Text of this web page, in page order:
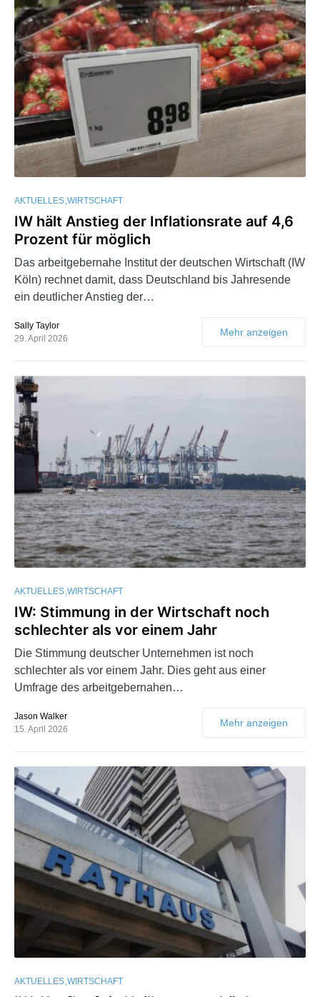
AKTUELLES WIRTSCHAFT
IW hält Anstieg der Inflationsrate auf 4,6
Prozent für möglich
Das arbeitgebernahe Institut der deutschen Wirtschaft (IW
Köln) rechnet damit, dass Deutschland bis Jahresende
ein deutlicher Anstieg der…
Sally Taylor
29. April 2026
Mehr anzeigen
AKTUELLES WIRTSCHAFT
IW: Stimmung in der Wirtschaft noch
schlechter als vor einem Jahr
Die Stimmung deutscher Unternehmen ist noch
schlechter als vor einem Jahr. Dies geht aus einer
Umfrage des arbeitgebernahen…
Jason Walker
15. April 2026
Mehr anzeigen
AKTUELLES WIRTSCHAFT